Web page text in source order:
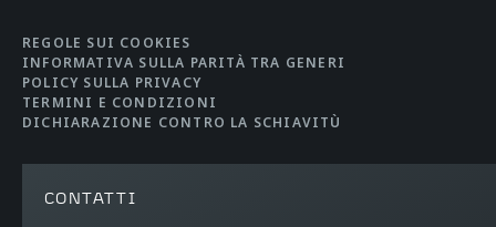
REGOLE SUI COOKIES
INFORMATIVA SULLA PARITÀ TRA GENERI
POLICY SULLA PRIVACY
TERMINI E CONDIZIONI
DICHIARAZIONE CONTRO LA SCHIAVITÙ
CONTATTI